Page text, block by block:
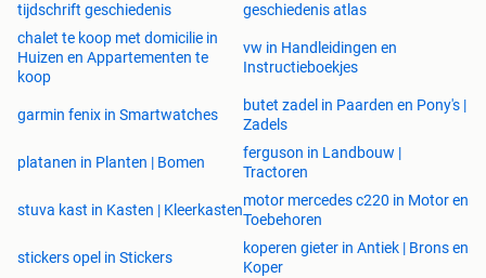
tijdschrift geschiedenis
geschiedenis atlas
chalet te koop met domicilie in
Huizen en Appartementen te
koop
vw in Handleidingen en
Instructieboekjes
garmin fenix in Smartwatches
butet zadel in Paarden en Pony's |
Zadels
platanen in Planten | Bomen
ferguson in Landbouw |
Tractoren
stuva kast in Kasten | Kleerkasten
motor mercedes c220 in Motor en
Toebehoren
stickers opel in Stickers
koperen gieter in Antiek | Brons en
Koper